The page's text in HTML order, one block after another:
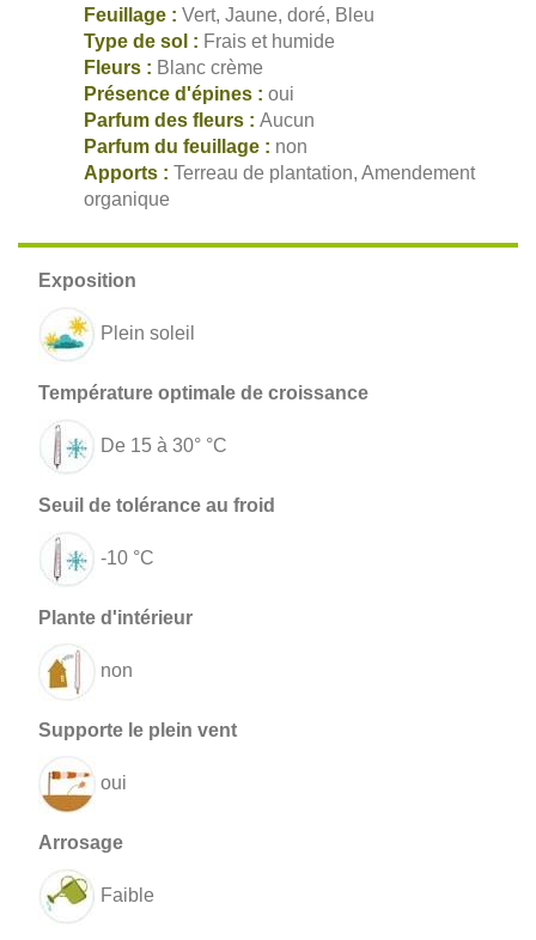
Feuillage : Vert, Jaune, doré, Bleu
Type de sol : Frais et humide
Fleurs : Blanc crème
Présence d'épines : oui
Parfum des fleurs : Aucun
Parfum du feuillage : non
Apports : Terreau de plantation, Amendement
organique
Plein soleil
De 15 à 30° °C
-10 °C
non
oui
Faible